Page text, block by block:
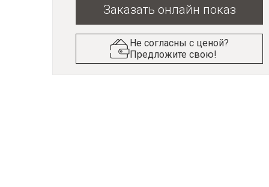
Заказать онлайн показ
Не согласны с ценой?
Предложите свою!